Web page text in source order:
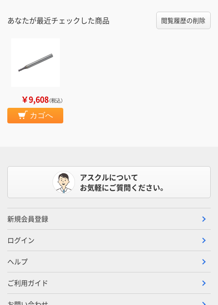
あなたが最近チェックした商品 閲覧履歴の削除
￥9,608（税込）
カゴへ
アスクルについて
お気軽にご質問ください。
新規会員登録
ログイン
ヘルプ
ご利用ガイド